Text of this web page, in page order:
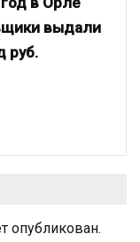
выдали
руб.
опубликован.